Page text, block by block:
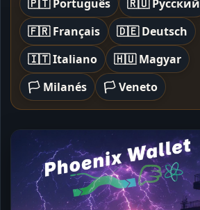
🇵🇹 Português
🇷🇺 Русский
🇫🇷 Français
🇩🇪 Deutsch
🇮🇹 Italiano
🇭🇺 Magyar
🏳️ Milanés
🏳️ Veneto